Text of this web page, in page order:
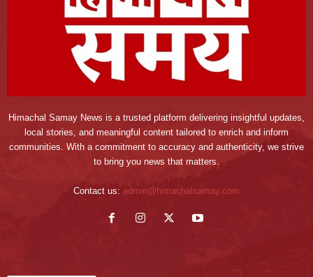
Himachal Samay News is a trusted platform delivering insightful updates,
local stories, and meaningful content tailored to enrich and inform
communities. With a commitment to accuracy and authenticity, we strive
to bring you news that matters.
Contact us: admin@himachalsamay.com